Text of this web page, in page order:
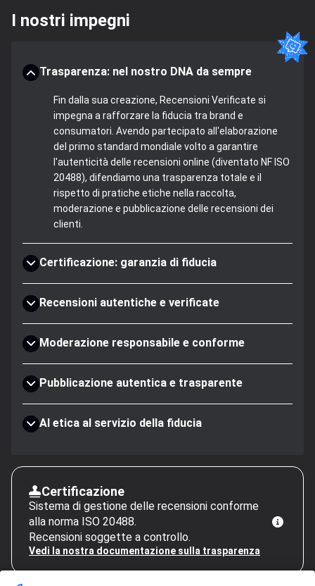
I nostri impegni
Trasparenza: nel nostro DNA da sempre
Fin dalla sua creazione, Recensioni Verificate si
impegna a rafforzare la fiducia tra brand e
consumatori. Avendo partecipato all'elaborazione
del primo standard mondiale volto a garantire
l'autenticità delle recensioni online (diventato NF ISO
20488), difendiamo una trasparenza totale e il
rispetto di pratiche etiche nella raccolta,
moderazione e pubblicazione delle recensioni dei
clienti.
Certificazione: garanzia di fiducia
Recensioni autentiche e verificate
Moderazione responsabile e conforme
Pubblicazione autentica e trasparente
AI etica al servizio della fiducia
Certificazione
Sistema di gestione delle recensioni conforme
alla norma ISO 20488.
Recensioni soggette a controllo.
Vedi la nostra documentazione sulla trasparenza